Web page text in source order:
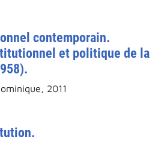
contemporain.
et politique de la
2011